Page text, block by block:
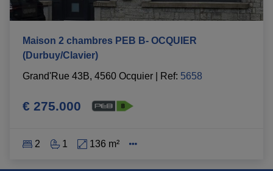
Maison 2 chambres PEB B- OCQUIER
(Durbuy/Clavier)
Grand'Rue 43B, 4560 Ocquier
Ref: 5658
€ 275.000
2 1 136 m²